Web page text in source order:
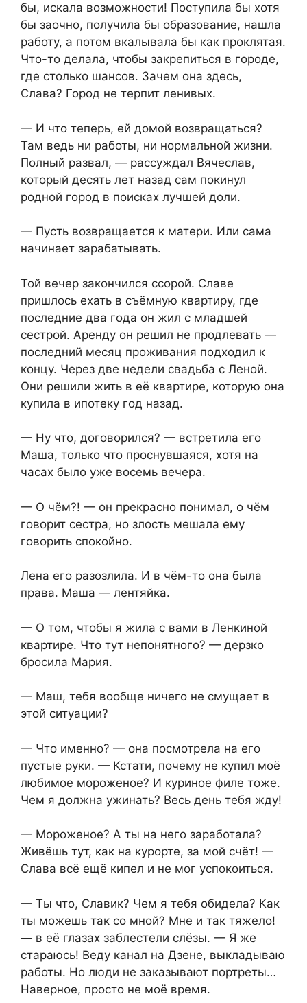
бы, искала возможности! Поступила бы хотя
бы заочно, получила бы образование, нашла
работу, а потом вкалывала бы как проклятая.
Что-то делала, чтобы закрепиться в городе,
где столько шансов. Зачем она здесь,
Слава? Город не терпит ленивых.
— И что теперь, ей домой возвращаться?
Там ведь ни работы, ни нормальной жизни.
Полный развал, — рассуждал Вячеслав,
который десять лет назад сам покинул
родной город в поисках лучшей доли.
— Пусть возвращается к матери. Или сама
начинает зарабатывать.
Той вечер закончился ссорой. Славе
пришлось ехать в съёмную квартиру, где
последние два года он жил с младшей
сестрой. Аренду он решил не продлевать —
последний месяц проживания подходил к
концу. Через две недели свадьба с Леной.
Они решили жить в её квартире, которую она
купила в ипотеку год назад.
— Ну что, договорился? — встретила его
Маша, только что проснувшаяся, хотя на
часах было уже восемь вечера.
— О чём?! — он прекрасно понимал, о чём
говорит сестра, но злость мешала ему
говорить спокойно.
Лена его разозлила. И в чём-то она была
права. Маша — лентяйка.
— О том, чтобы я жила с вами в Ленкиной
квартире. Что тут непонятного? — дерзко
бросила Мария.
— Маш, тебя вообще ничего не смущает в
этой ситуации?
— Что именно? — она посмотрела на его
пустые руки. — Кстати, почему не купил моё
любимое мороженое? И куриное филе тоже.
Чем я должна ужинать? Весь день тебя жду!
— Мороженое? А ты на него заработала?
Живёшь тут, как на курорте, за мой счёт! —
Слава всё ещё кипел и не мог успокоиться.
— Ты что, Славик? Чем я тебя обидела? Как
ты можешь так со мной? Мне и так тяжело!
— в её глазах заблестели слёзы. — Я же
стараюсь! Веду канал на Дзене, выкладываю
работы. Но люди не заказывают портреты…
Наверное, просто не моё время.